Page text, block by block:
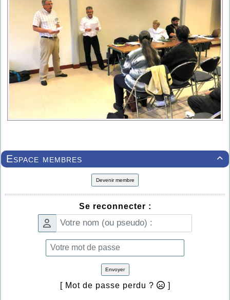

Espace membres
Devenir membre
Se reconnecter :
Envoyer
[ Mot de passe perdu ? ]